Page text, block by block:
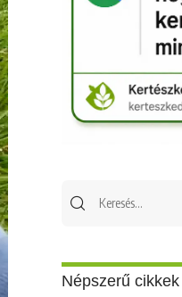
Népszerű cikkek